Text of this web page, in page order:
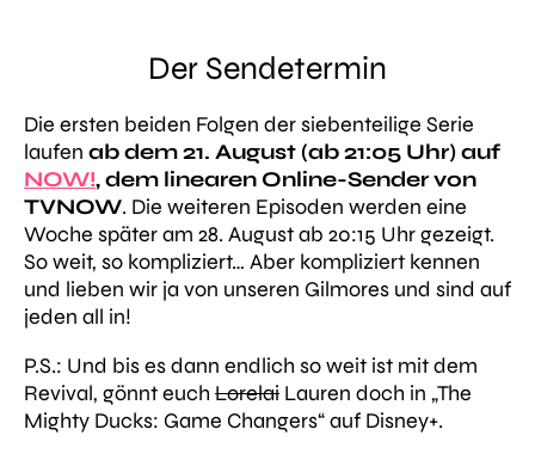
Der Sendetermin
Die ersten beiden Folgen der siebenteilige Serie
laufen ab dem 21. August (ab 21:05 Uhr) auf
NOW!, dem linearen Online-Sender von
TVNOW. Die weiteren Episoden werden eine
Woche später am 28. August ab 20:15 Uhr gezeigt.
So weit, so kompliziert… Aber kompliziert kennen
und lieben wir ja von unseren Gilmores und sind auf
jeden all in!
P.S.: Und bis es dann endlich so weit ist mit dem
Revival, gönnt euch Lorelai Lauren doch in „The
Mighty Ducks: Game Changers“ auf Disney+.